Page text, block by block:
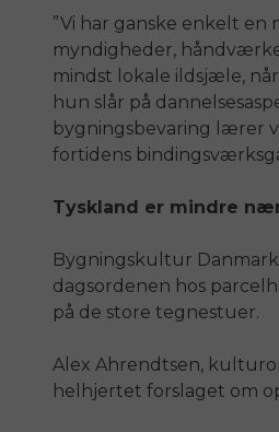
”Vi har ganske enkelt
myndigheder,
mindst lokale ildsjæle,
hun slår på
bygningsbevaring lærer
fortidens
Tyskland er mindre
Bygningskultur
dagsordenen hos
på de store tegnestuer.
Alex Ahrendtsen,
helhjertet forslaget om